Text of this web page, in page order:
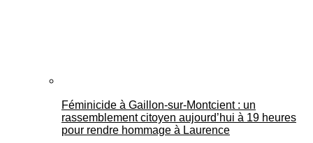
Féminicide à Gaillon‑sur‑Montcient : un
rassemblement citoyen aujourd’hui à 19 heures
pour rendre hommage à Laurence